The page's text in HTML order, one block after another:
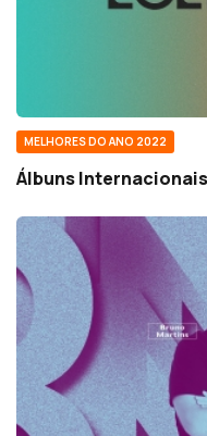
MELHORES DO ANO 2022
Álbuns Internacionais